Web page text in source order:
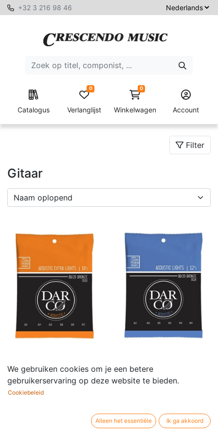
+32 3 216 98 46
Catalogus Verlanglijst
0 0
Winkelwagen Account
Filter
Gitaar
Darco Snaren Set
Acoustic 80/20 bronze
(Extra light 010)
6,55€
Darco snaren Set
Acoustic 80/20 bronze
(Light 012)
We gebruiken cookies om je een betere
gebruikerservaring op deze website te bieden.
Cookiebeleid
Alleen het essentiële Ik ga akkoord